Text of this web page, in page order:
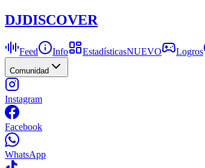
DJDISCOVER
Feed Info EstadísticasNUEVO Logros
Comunidad
Instagram
Facebook
WhatsApp